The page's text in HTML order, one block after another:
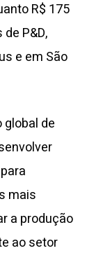
R$ 175
P&D,
e em São
de
mais
a produção
ao setor